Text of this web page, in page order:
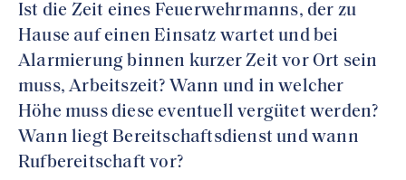
Ist die Zeit eines Feuerwehrmanns, der zu
Hause auf einen Einsatz wartet und bei
Alarmierung binnen kurzer Zeit vor Ort sein
muss, Arbeitszeit? Wann und in welcher
Höhe muss diese eventuell vergütet werden?
Wann liegt Bereitschaftsdienst und wann
Rufbereitschaft vor?